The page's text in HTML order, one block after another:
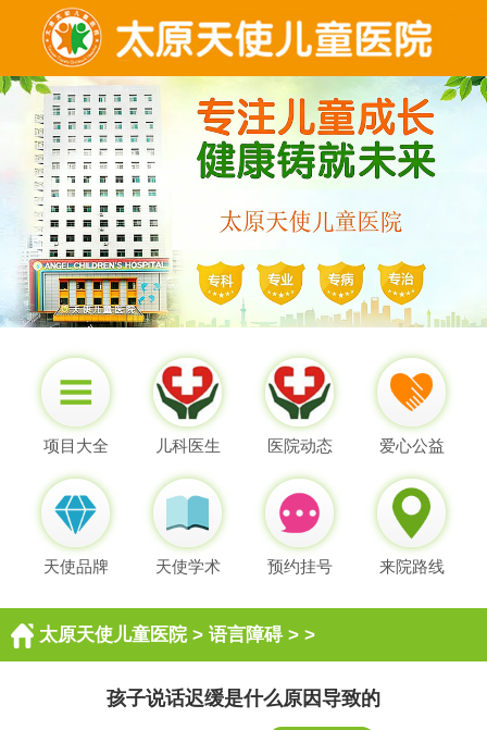
项目大全 儿科医生 医院动态 爱心公益
天使品牌 天使学术 预约挂号 来院路线
太原天使儿童医院> 语言障碍> >
孩子说话迟缓是什么原因导致的